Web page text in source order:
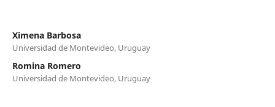
Ximena Barbosa
Universidad de Montevideo, Uruguay
Romina Romero
Universidad de Montevideo, Uruguay